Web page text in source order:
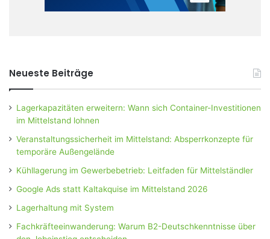
Neueste Beiträge
Lagerkapazitäten erweitern: Wann sich Container-Investitionen
im Mittelstand lohnen
Veranstaltungssicherheit im Mittelstand: Absperrkonzepte für
temporäre Außengelände
Kühllagerung im Gewerbebetrieb: Leitfaden für Mittelständler
Google Ads statt Kaltakquise im Mittelstand 2026
Lagerhaltung mit System
Fachkräfteeinwanderung: Warum B2-Deutschkenntnisse über